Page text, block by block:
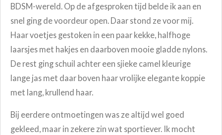
BDSM-wereld. Op de afgesproken tijd belde ik aan en
snel ging de voordeur open. Daar stond ze voor mij.
Haar voetjes gestoken in een paar kekke, halfhoge
laarsjes met hakjes en daarboven mooie gladde nylons.
De rest ging schuil achter een sjieke camel kleurige
lange jas met daar boven haar vrolijke elegante koppie
met lang, krullend haar.
Bij eerdere ontmoetingen was ze altijd wel goed
gekleed, maar in zekere zin wat sportiever. Ik mocht